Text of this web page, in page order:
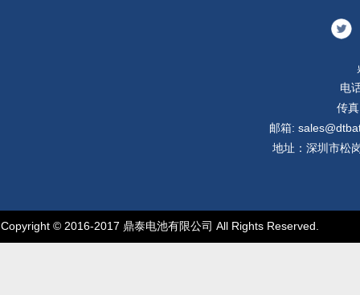
电
传
邮箱:
地址：深圳市松
Copyright © 2016-2017 鼎泰电池有限公司 All Rights Reserved.